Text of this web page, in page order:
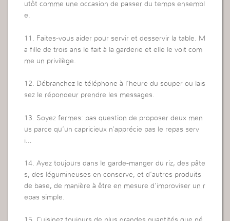
utôt comme une occasion de passer du temps ensembl
e.
11. Faites-vous aider pour servir et desservir la table. M
a fille de trois ans le fait à la garderie et elle le voit com
me un privilège.
12. Débranchez le téléphone à l’heure du souper ou lais
sez le répondeur prendre les messages.
13. Soyez fermes: pas question de proposer deux men
us parce qu’un capricieux n’apprécie pas le repas serv
i…
14. Ayez toujours dans le garde-manger du riz, des pâte
s, des légumineuses en conserve, et d’autres produits
de base, de manière à être en mesure d’improviser un r
epas simple.